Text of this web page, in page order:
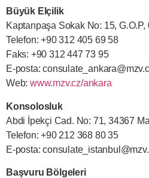
Büyük Elçilik
Kaptanpaşa Sokak No: 15, G.O.P,
Telefon: +90 312 405 69 58
Faks: +90 312 447 73 95
E-posta:
Web: www.mzv.cz/ankara
Konsolosluk
Abdi İpekçi Cad. No: 71, 34367
Telefon: +90 212 368 80 35
E-posta:
Başvuru Bölgeleri